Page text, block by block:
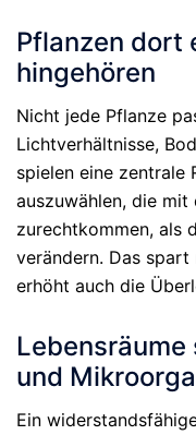
Pflanzen dort
hingehören
Nicht jede Pflanze
Lichtverhältnisse,
spielen eine zentrale
auszuwählen, die mit
zurechtkommen, als
verändern. Das spart
erhöht auch die
und
Ein